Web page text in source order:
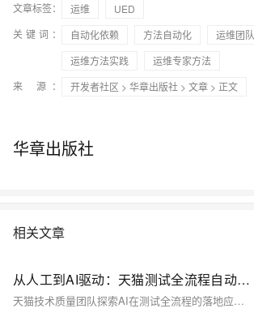
文章标签： 运维
UED
关键词：
自动化依赖 方法自动化
运维团队
运维方法实践
运维专家方法
来 源：
开发者社区 > 华章出版社 > 文章 > 正文
华章出版社
相关文章
从人工到AI驱动：天猫测试全流程自动化变革实践
天猫技术质量团队探索AI在测试全流程的落地应用，覆盖需求解析、用例生成、数据构造、执行验证等核心环节。通过AI+自然语言驱动，实现测试自动化、可溯化与可管理化，在用例生成、数据构造和执行校验中显著提效，推动测试体系从人工迈向AI全流程自动化，提升效率40%以上，用例覆盖超70%，并构建行业级知识资产沉淀平台。